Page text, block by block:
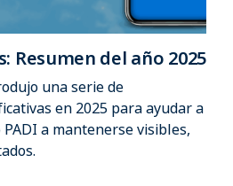
Resumen del año 2025
una serie de
en 2025 para ayudar a
a mantenerse visibles,